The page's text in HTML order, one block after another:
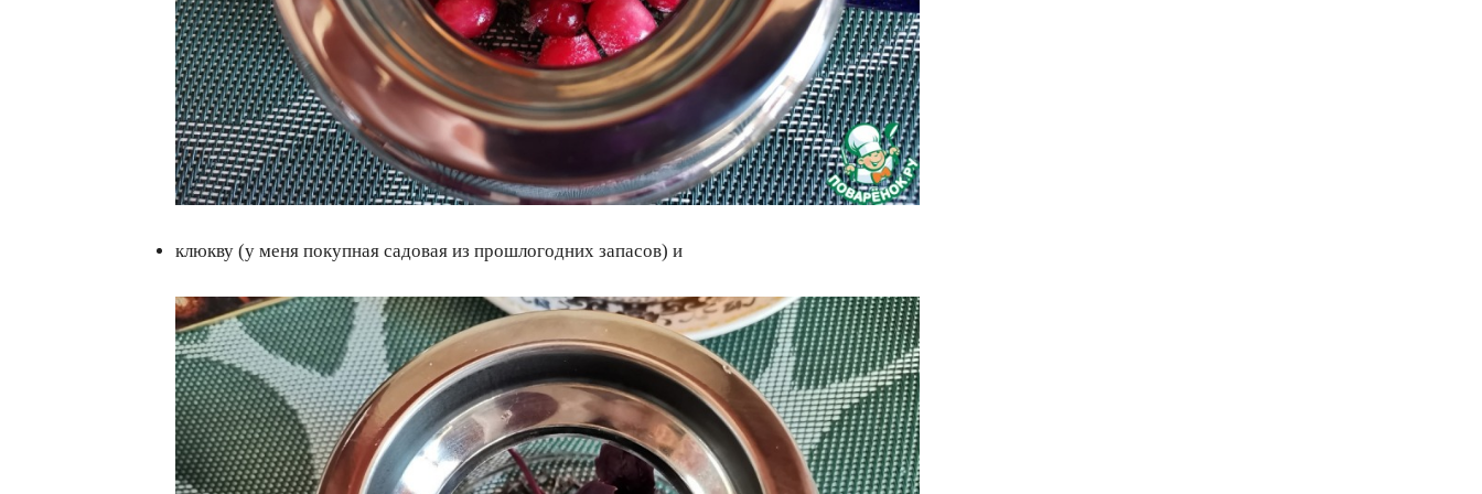
клюкву (у меня покупная садовая из прошлогодних запасов) и